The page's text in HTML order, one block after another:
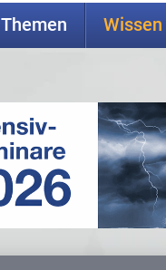
Themen Wissen